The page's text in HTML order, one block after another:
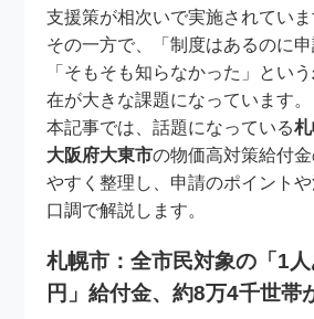
支援策が相次いで実施されていま
その一方で、「制度はあるのに申
「そもそも知らなかった」という
在が大きな課題になっています。
本記事では、話題になっている
大阪府大東市の物価高対策給付
やすく整理し、申請のポイント
口調で解説します。
札幌市：全市民対象の「1
円」給付金、約8万4千世帯